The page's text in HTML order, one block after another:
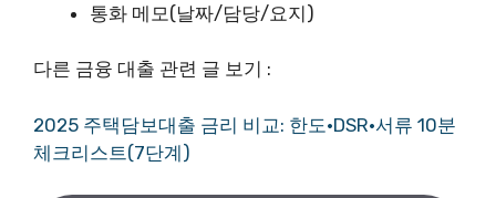
통화 메모(날짜/담당/요지)
다른 금융 대출 관련 글 보기 :
2025 주택담보대출 금리 비교: 한도·DSR·서류 10분
체크리스트(7단계)